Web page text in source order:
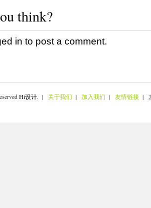
think?
in to post a comment.
Hi设计. | 关于我们 | 加入我们 | 友情链接 |